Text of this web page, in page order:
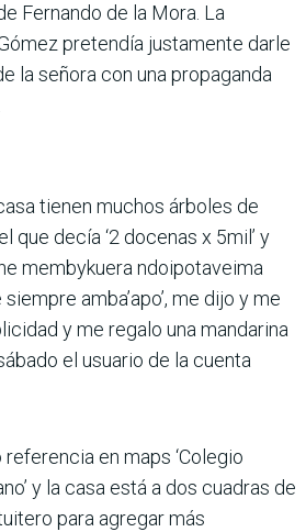
Fernando de la Mora. La
pretendía justamente darle
la señora con una propaganda
tienen muchos árboles de
que decía ‘2 docenas x 5mil’ y
membykuera ndoipotaveima
amba’apo’, me dijo y me
y me regalo una mandarina
el usuario de la cuenta
en maps ‘Colegio
y la casa está a dos cuadras de
para agregar más